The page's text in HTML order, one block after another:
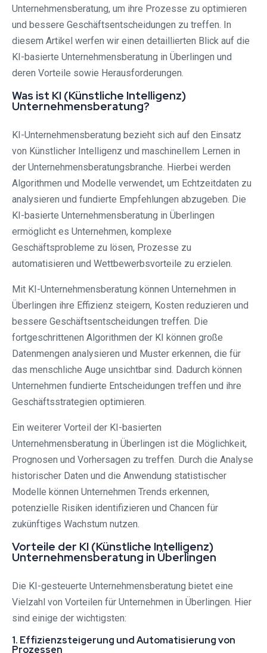
Unternehmensberatung, um ihre Prozesse zu optimieren
und bessere Geschäftsentscheidungen zu treffen. In
diesem Artikel werfen wir einen detaillierten Blick auf die
KI-basierte Unternehmensberatung in Überlingen und
deren Vorteile sowie Herausforderungen.
Was ist KI (Künstliche Intelligenz)
Unternehmensberatung?
KI-Unternehmensberatung bezieht sich auf den Einsatz
von Künstlicher Intelligenz und maschinellem Lernen in
der Unternehmensberatungsbranche. Hierbei werden
Algorithmen und Modelle verwendet, um Echtzeitdaten zu
analysieren und fundierte Empfehlungen abzugeben. Die
KI-basierte Unternehmensberatung in Überlingen
ermöglicht es Unternehmen, komplexe
Geschäftsprobleme zu lösen, Prozesse zu
automatisieren und Wettbewerbsvorteile zu erzielen.
Mit KI-Unternehmensberatung können Unternehmen in
Überlingen ihre Effizienz steigern, Kosten reduzieren und
bessere Geschäftsentscheidungen treffen. Die
fortgeschrittenen Algorithmen der KI können große
Datenmengen analysieren und Muster erkennen, die für
das menschliche Auge unsichtbar sind. Dadurch können
Unternehmen fundierte Entscheidungen treffen und ihre
Geschäftsstrategien optimieren.
Ein weiterer Vorteil der KI-basierten
Unternehmensberatung in Überlingen ist die Möglichkeit,
Prognosen und Vorhersagen zu treffen. Durch die Analyse
historischer Daten und die Anwendung statistischer
Modelle können Unternehmen Trends erkennen,
potenzielle Risiken identifizieren und Chancen für
zukünftiges Wachstum nutzen.
Vorteile der KI (Künstliche Intelligenz)
Unternehmensberatung in Überlingen
Die KI-gesteuerte Unternehmensberatung bietet eine
Vielzahl von Vorteilen für Unternehmen in Überlingen. Hier
sind einige der wichtigsten:
1. Effizienzsteigerung und Automatisierung von
Prozessen